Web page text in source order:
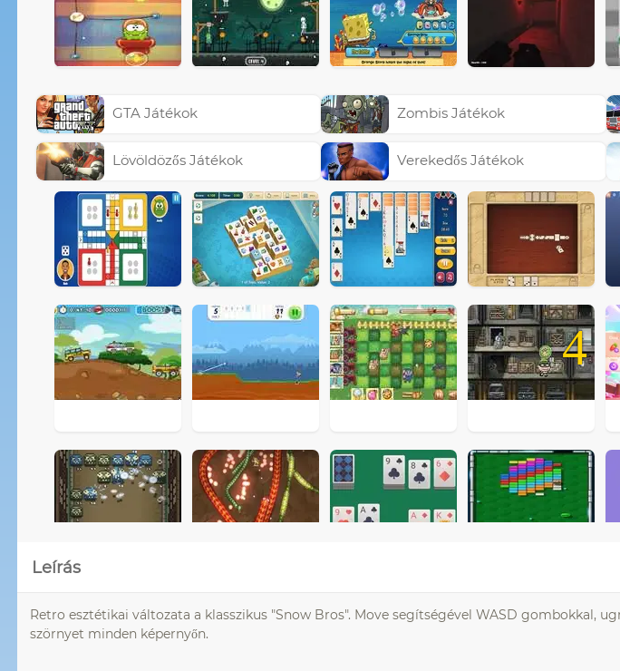
GTA Játékok
Lövöldözős Játékok
Zombis Játékok
Verekedős Játékok
4
Leírás
Retro esztétikai változata a klasszikus "Snow Bros". Move segítségével WASD gombokkal,
szörnyet minden képernyőn.